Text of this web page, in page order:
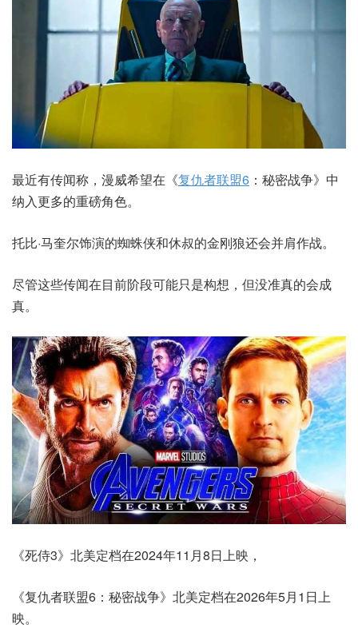
最近有传闻称，漫威希望在《复仇者联盟6 ：秘密战争》中
纳入更多的重磅角色。
托比·马奎尔饰演的蜘蛛侠和休叔的金刚狼还会并肩作战。
尽管这些传闻在目前阶段可能只是构想，但没准真的会成
真。
《死侍3》北美定档在2024年11月8日上映，
《复仇者联盟6：秘密战争》北美定档在2026年5月1日上
映。